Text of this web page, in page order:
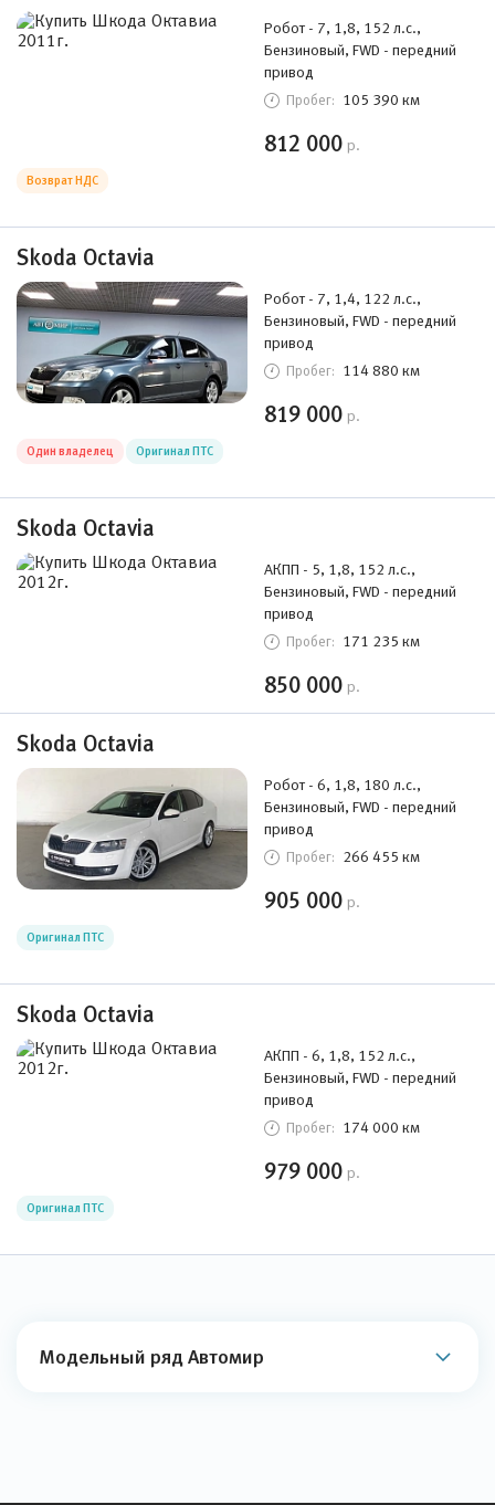
Робот - 7, 1,8, 152 л.с.,
Бензиновый, FWD - передний
привод
Пробег: 105 390 км
812 000 р.
Возврат НДС
Skoda Octavia
Робот - 7, 1,4, 122 л.с.,
Бензиновый, FWD - передний
привод
Пробег: 114 880 км
819 000 р.
Один владелец Оригинал ПТС
Skoda Octavia
АКПП - 5, 1,8, 152 л.с.,
Бензиновый, FWD - передний
привод
Пробег: 171 235 км
850 000 р.
Skoda Octavia
Робот - 6, 1,8, 180 л.с.,
Бензиновый, FWD - передний
привод
Пробег: 266 455 км
905 000 р.
Оригинал ПТС
Skoda Octavia
АКПП - 6, 1,8, 152 л.с.,
Бензиновый, FWD - передний
привод
Пробег: 174 000 км
979 000 р.
Оригинал ПТС
Модельный ряд Автомир